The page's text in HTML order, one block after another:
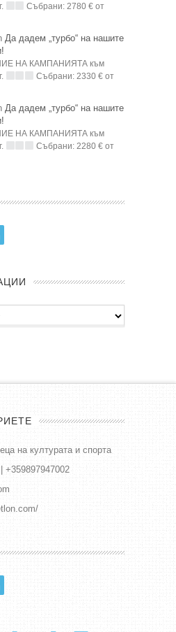
Събрани: 2780 € от
Да дадем „турбо“ на нашите
НА КАМПАНИЯТА към
Събрани: 2330 € от
Да дадем „турбо“ на нашите
НА КАМПАНИЯТА към
Събрани: 2280 € от
на културата и спорта
+359897947002